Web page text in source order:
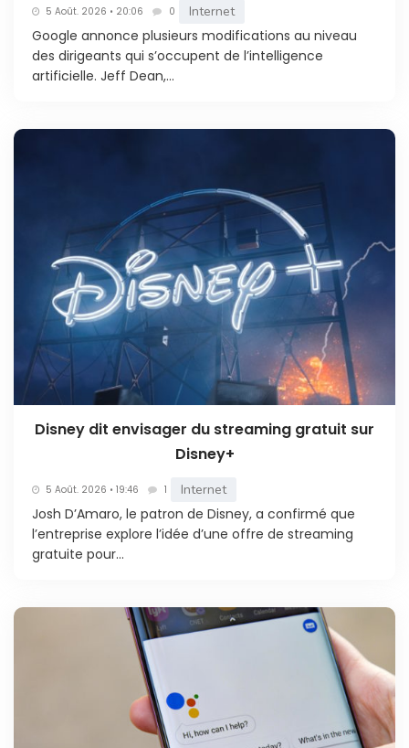
5 Août. 2026 • 20:06 0 Internet
Google annonce plusieurs modifications au niveau
des dirigeants qui s’occupent de l’intelligence
artificielle. Jeff Dean,...
Disney dit envisager du streaming gratuit sur
Disney+
5 Août. 2026 • 19:46 1 Internet
Josh D’Amaro, le patron de Disney, a confirmé que
l’entreprise explore l’idée d’une offre de streaming
gratuite pour...